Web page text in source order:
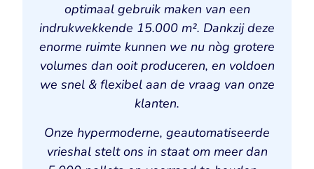
optimaal gebruik maken van een
indrukwekkende 15.000 m². Dankzij deze
enorme ruimte kunnen we nu nòg grotere
volumes dan ooit produceren, en voldoen
we snel & flexibel aan de vraag van onze
klanten.
Onze hypermoderne, geautomatiseerde
vrieshal stelt ons in staat om meer dan